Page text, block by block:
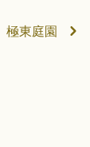
極東庭園